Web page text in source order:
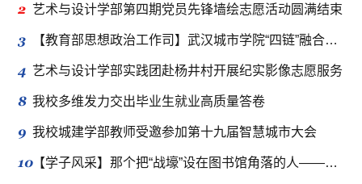
2 艺术与设计学部第四期党员先锋墙绘志愿活动圆满结束
3 【教育部思想政治工作司】武汉城市学院“四链”融合推动新时代立德树人工程走深走实
4 艺术与设计学部实践团赴杨井村开展纪实影像志愿服务
8 我校多维发力交出毕业生就业高质量答卷
9 我校城建学部教师受邀参加第十九届智慧城市大会
10【学子风采】那个把“战壕”设在图书馆角落的人——吴明豪的半年“冲刺”与四年“伏笔”